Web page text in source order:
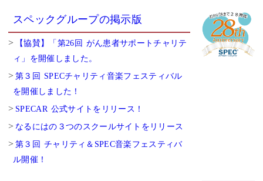
スペックグループの掲示版
【協賛】「第26回 がん患者サポートチャリテ
ィ」を開催しました。
第３回 SPECチャリティ音楽フェスティバル
を開催しました！
SPECAR 公式サイトをリリース！
なるにはの３つのスクールサイトをリリース
第３回 チャリティ＆SPEC音楽フェスティバ
ル開催！